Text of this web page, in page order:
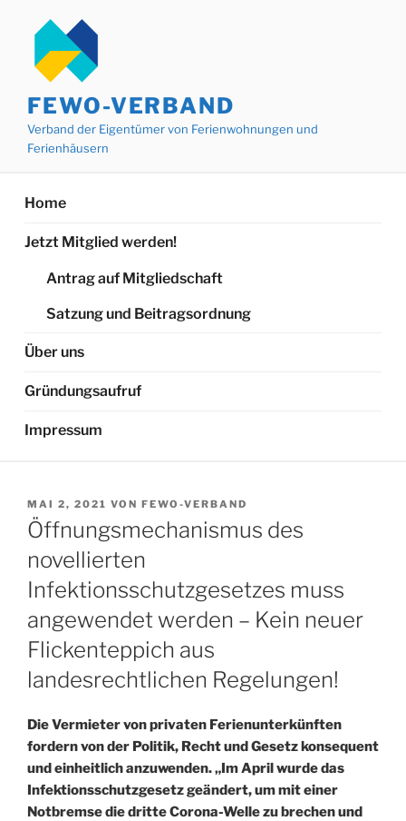
Inhalt
springen
FEWO-VERBAND
Verband der Eigentümer von Ferienwohnungen und
Ferienhäusern
Home
Jetzt Mitglied werden!
Antrag auf Mitgliedschaft
Satzung und Beitragsordnung
Über uns
Gründungsaufruf
Impressum
VERÖFFENTLICHT
AM
MAI 2, 2021 VON FEWO-VERBAND
Öffnungsmechanismus des
novellierten
Infektionsschutzgesetzes muss
angewendet werden – Kein neuer
Flickenteppich aus
landesrechtlichen Regelungen!
Die Vermieter von privaten Ferienunterkünften
fordern von der Politik, Recht und Gesetz konsequent
und einheitlich anzuwenden. „Im April wurde das
Infektionsschutzgesetz geändert, um mit einer
Notbremse die dritte Corona-Welle zu brechen und